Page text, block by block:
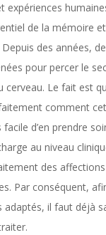
expériences
de la mémoire
des années,
pour percer le
Le fait est
comment
d’en prendre
au niveau
des
Par conséquent,
adaptés, il faut déjà